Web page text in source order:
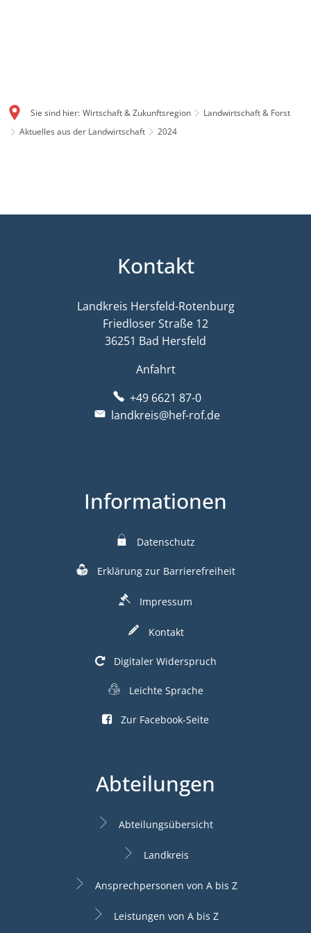
Sie sind hier: Wirtschaft & Zukunftsregion
Landwirtschaft & Forst
Aktuelles aus der Landwirtschaft
2024
Kontakt
Landkreis Hersfeld-Rotenburg
Friedloser Straße 12
36251 Bad Hersfeld
Anfahrt
+49 6621 87-0
landkreis@hef-rof.de
Informationen
Datenschutz
Erklärung zur Barrierefreiheit
Impressum
Kontakt
Digitaler Widerspruch
Leichte Sprache
Zur Facebook-Seite
Abteilungen
Abteilungsübersicht
Landkreis
Ansprechpersonen von A bis Z
Leistungen von A bis Z